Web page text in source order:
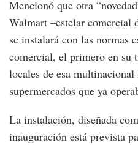
Mencionó que otra
Walmart –estelar comercial
se instalará con las normas
comercial, el primero en su
locales de esa
supermercados que ya
La instalación, diseñada
inauguración está prevista